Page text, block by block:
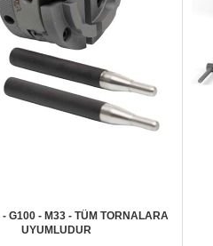
- G100 - M33 - TÜM TORNALARA
UYUMLUDUR